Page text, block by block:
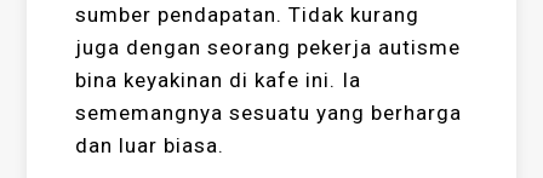
sumber pendapatan. Tidak kurang
juga dengan seorang pekerja autisme
bina keyakinan di kafe ini. Ia
sememangnya sesuatu yang berharga
dan luar biasa.